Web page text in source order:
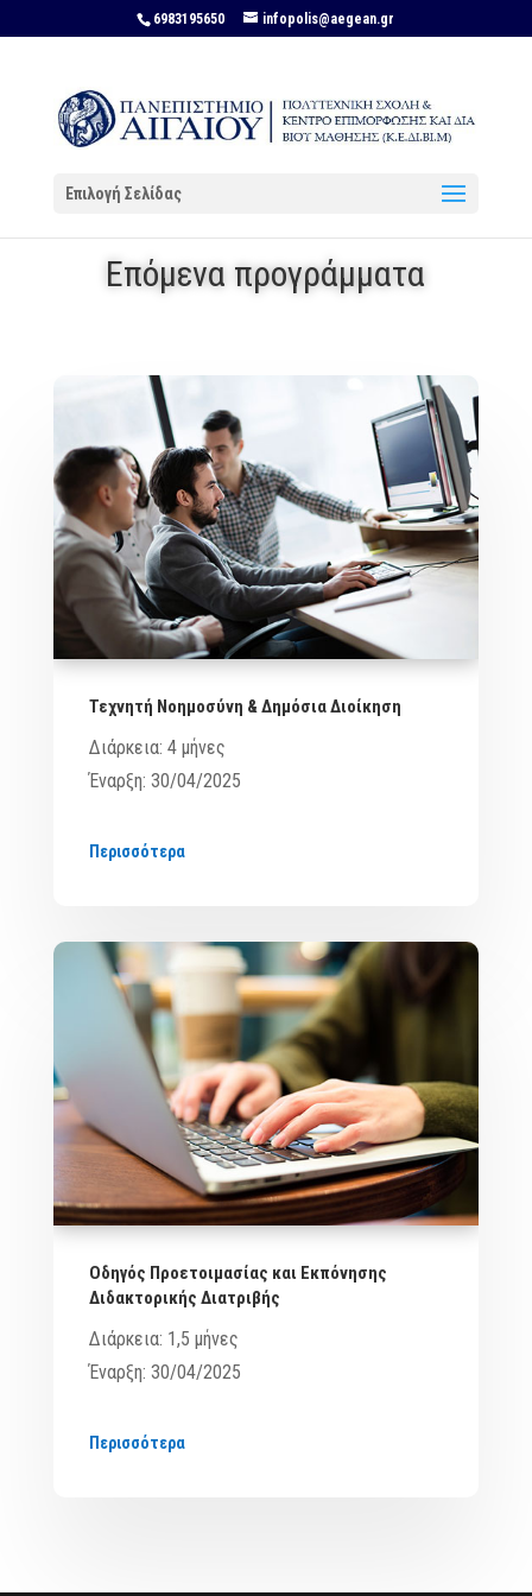
6983195650 infopolis@aegean.gr
Επιλογή Σελίδας
Επόμενα προγράμματα
Τεχνητή Νοημοσύνη & Δημόσια Διοίκηση
Διάρκεια: 4 μήνες
Έναρξη: 30/04/2025
Περισσότερα
Οδηγός Προετοιμασίας και Εκπόνησης
Διδακτορικής Διατριβής
Διάρκεια: 1,5 μήνες
Έναρξη: 30/04/2025
Περισσότερα